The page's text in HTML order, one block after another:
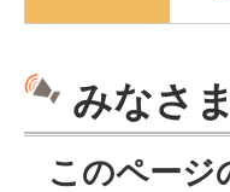
みなさ
このページ